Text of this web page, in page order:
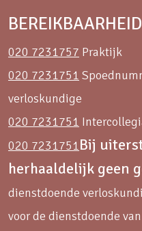
BEREIKBAARHEID
020 7231757 Praktijk
020 7231751
verloskundige
020 7231751
020 7231751Bij
herhaaldelijk geen
dienstdoende
voor de dienstdoende van